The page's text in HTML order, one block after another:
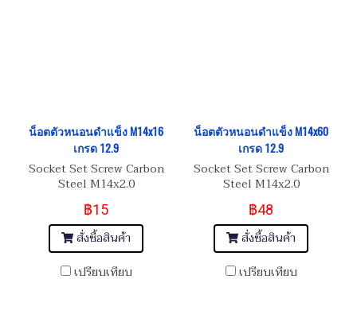
น็อตตัวหนอนดำแข็ง M14x16
เกรด 12.9
Socket Set Screw Carbon
Steel M14x2.0
฿15
สั่งซื้อสินค้า
เปรียบเทียบ
น็อตตัวหนอนดำแข็ง M14x60
เกรด 12.9
Socket Set Screw Carbon
Steel M14x2.0
฿48
สั่งซื้อสินค้า
เปรียบเทียบ